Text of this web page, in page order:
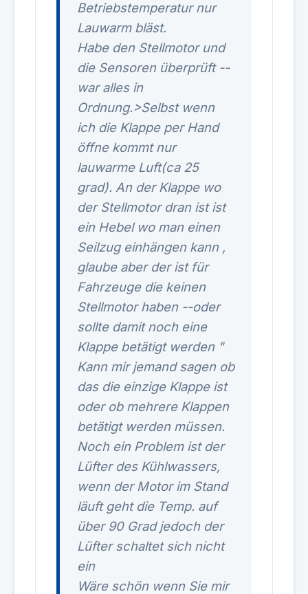
Betriebstemperatur nur
Lauwarm bläst.
Habe den Stellmotor und
die Sensoren überprüft --
war alles in
Ordnung.>Selbst wenn
ich die Klappe per Hand
öffne kommt nur
lauwarme Luft(ca 25
grad). An der Klappe wo
der Stellmotor dran ist ist
ein Hebel wo man einen
Seilzug einhängen kann ,
glaube aber der ist für
Fahrzeuge die keinen
Stellmotor haben --oder
sollte damit noch eine
Klappe betätigt werden "
Kann mir jemand sagen ob
das die einzige Klappe ist
oder ob mehrere Klappen
betätigt werden müssen.
Noch ein Problem ist der
Lüfter des Kühlwassers,
wenn der Motor im Stand
läuft geht die Temp. auf
über 90 Grad jedoch der
Lüfter schaltet sich nicht
ein
Wäre schön wenn Sie mir